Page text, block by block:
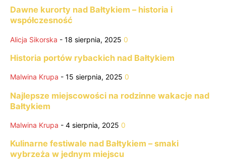
Dawne kurorty nad Bałtykiem – historia i
współczesność
Alicja Sikorska - 18 sierpnia, 2025 0
Historia portów rybackich nad Bałtykiem
Malwina Krupa - 15 sierpnia, 2025 0
Najlepsze miejscowości na rodzinne wakacje nad
Bałtykiem
Malwina Krupa - 4 sierpnia, 2025 0
Kulinarne festiwale nad Bałtykiem – smaki
wybrzeża w jednym miejscu